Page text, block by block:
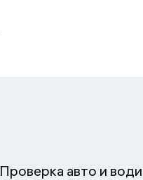
Проверка авто и